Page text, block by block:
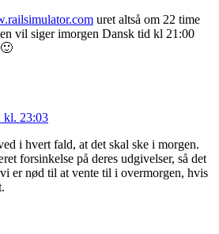
uret altså om 22 time
vil siger imorgen Dansk tid kl 21:00
kl. 23:03
i hvert fald, at det skal ske i morgen.
forsinkelse på deres udgivelser, så det
er nød til at vente til i overmorgen, hvis